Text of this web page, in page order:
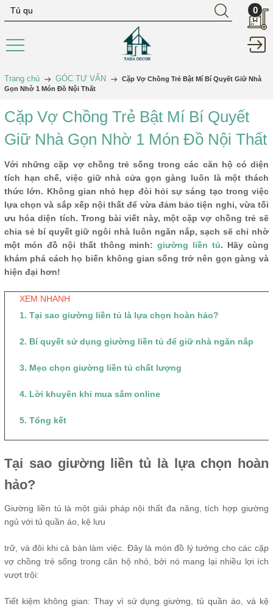
0
Trang chủ GÓC TƯ VẤN
Cặp Vợ Chồng Trẻ Bật Mí Bí Quyết Giữ Nhà
Gọn Nhờ 1 Món Đồ Nội Thất
Cặp Vợ Chồng Trẻ Bật Mí Bí Quyết
Giữ Nhà Gọn Nhờ 1 Món Đồ Nội Thất
Với những cặp vợ chồng trẻ sống trong các căn hộ có diện
tích hạn chế, việc giữ nhà cửa gọn gàng luôn là một thách
thức lớn. Không gian nhỏ hẹp đòi hỏi sự sáng tạo trong việc
lựa chọn và sắp xếp nội thất để vừa đảm bảo tiện nghi, vừa tối
ưu hóa diện tích. Trong bài viết này, một cặp vợ chồng trẻ sẽ
chia sẻ bí quyết giữ ngôi nhà luôn ngăn nắp, sạch sẽ chỉ nhờ
một món đồ nội thất thông minh:giường liền tủ. Hãy cùng
khám phá cách họ biến không gian sống trở nên gọn gàng và
hiện đại hơn!
XEM NHANH
1. Tại sao giường liền tủ là lựa chọn hoàn hảo?
2. Bí quyết sử dụng giường liền tủ để giữ nhà ngăn nắp
3. Mẹo chọn giường liền tủ chất lượng
4. Lời khuyên khi mua sắm online
5. Tổng kết
Tại sao giường liền tủ là lựa chọn hoàn
hảo?
Giường liền tủ là một giải pháp nội thất đa năng, tích hợp giường
ngủ với tủ quần áo, kệ lưu
trữ, và đôi khi cả bàn làm việc. Đây là món đồ lý tưởng cho các cặp
vợ chồng trẻ sống trong căn hộ nhỏ, bởi nó mang lại nhiều lợi ích
vượt trội:
Tiết kiệm không gian: Thay vì sử dụng giường, tủ quần áo, và kệ